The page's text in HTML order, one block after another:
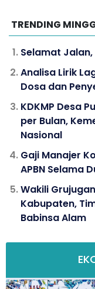
TRENDING
Selamat Jalan,
Analisa Lirik
Dosa dan
KDKMP Desa
per Bulan,
Nasional
Gaji Manajer
APBN Selama
Wakili
Kabupaten,
Babinsa Alam